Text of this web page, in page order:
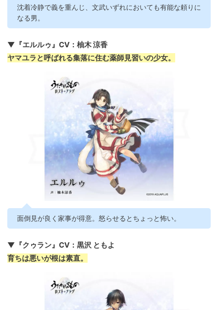
沈着冷静で義を重んじ、文武いずれにおいても有能な頼りに
なる男。
▼『エルルゥ』CV：柚木 涼香
ヤマユラと呼ばれる集落に住む薬師見習いの少女。
面倒見が良く家事が得意。怒らせるとちょっと怖い。
▼『クゥラン』CV：黒沢 ともよ
育ちは悪いが根は素直。